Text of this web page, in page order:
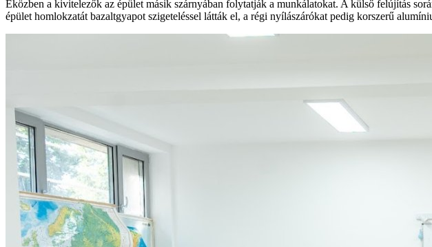
Eközben a kivitelezők az épület másik szárnyában folytatják a munkálatokat. A külső felújítás
épület homlokzatát bazaltgyapot szigeteléssel látták el, a régi nyílászárókat pedig korszerű